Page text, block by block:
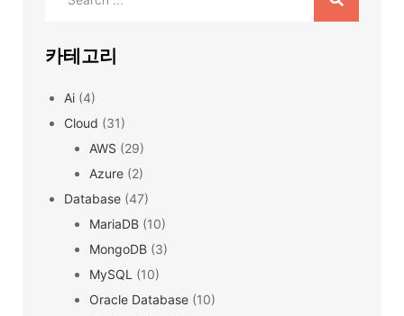
카테고리
Ai (4)
Cloud (31)
AWS (29)
Azure (2)
Database (47)
MariaDB (10)
MongoDB (3)
MySQL (10)
Oracle Database (10)